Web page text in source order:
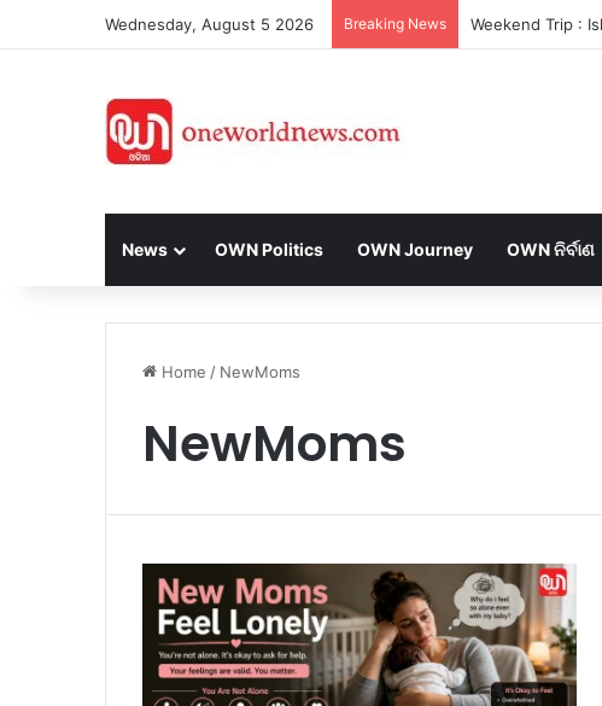
Wednesday, August 5 2026 Breaking News
News OWN Politics OWN Journey OWN ନିର୍ବାଣ
Home / NewMoms
NewMoms